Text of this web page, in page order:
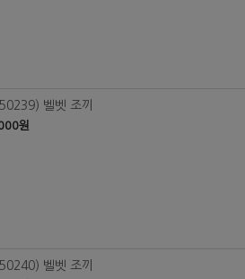
벨벳 조끼
원
벨벳 조끼